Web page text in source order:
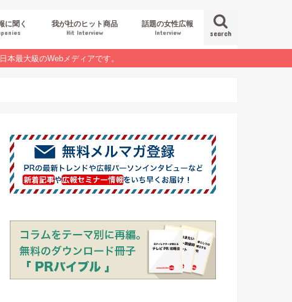
search
に聞く 我が社のヒット商品
Hit Interview
話題の女性広報
Interview
最大級のWebメディアです。